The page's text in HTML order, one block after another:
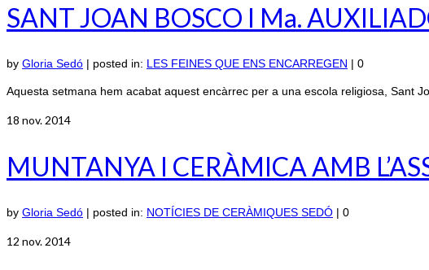
SANT JOAN BOSCO I Ma.
by Gloria Sedó | posted in: LES FEINES QUE ENS ENCARREGEN | 0
Aquesta setmana hem acabat aquest encàrrec per a una escola religiosa, Sant
18 nov. 2014
MUNTANYA I CERÀMICA AMB
by Gloria Sedó | posted in: NOTÍCIES DE CERÀMIQUES SEDÓ | 0
12 nov. 2014